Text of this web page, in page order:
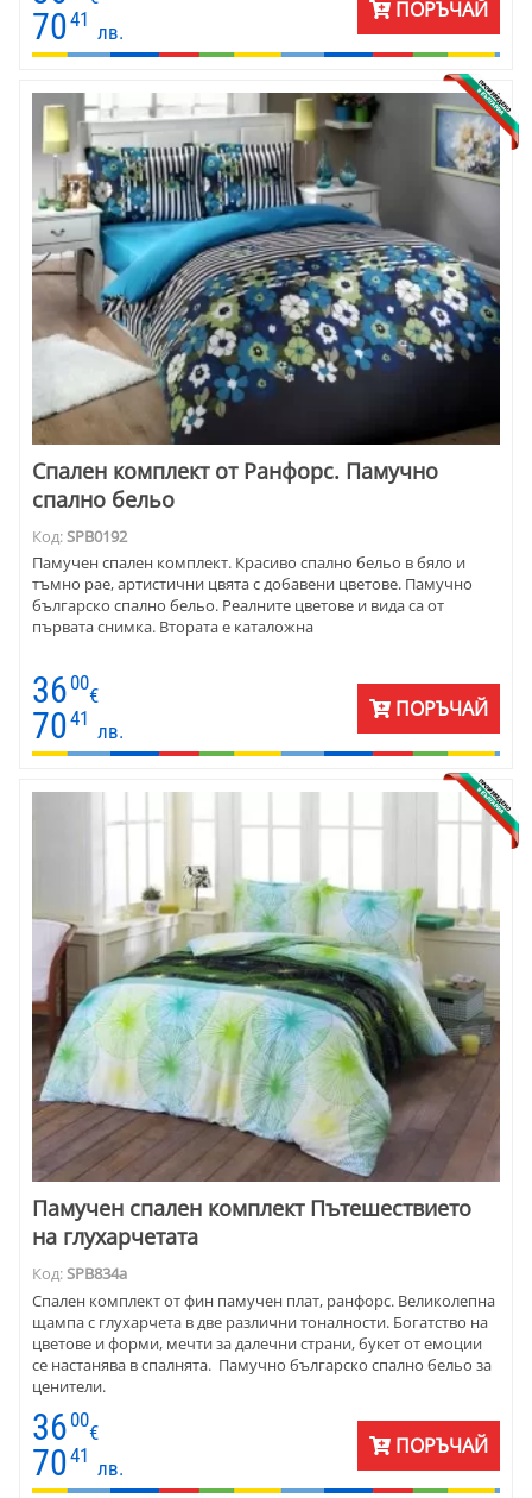
7041
лв.
ПОРЪЧАЙ
Спален комплект от Ранфорс. Памучно
спално бельо
Код:SPB0192
Памучен спален комплект. Красиво спално бельо в бяло и
тъмно рае, артистични цвята с добавени цветове. Памучно
българско спално бельо. Реалните цветове и вида са от
първата снимка. Втората е каталожна
36 00
€
7041
лв.
ПОРЪЧАЙ
Памучен спален комплект Пътешествието
на глухарчетата
Код:SPB834a
Спален комплект от фин памучен плат, ранфорс. Великолепна
щампа с глухарчета в две различни тоналности. Богатство на
цветове и форми, мечти за далечни страни, букет от емоции
се настанява в спалнята. Памучно българско спално бельо за
ценители.
36 00
€
7041
лв.
ПОРЪЧАЙ